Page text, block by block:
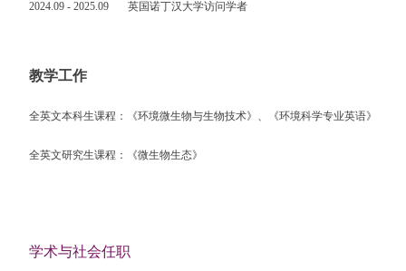
2024.09 - 2025.09 英国诺丁汉大学访问学者
教学工作
全英文本科生课程：《环境微生物与生物技术》、《环境科学专业英语》
全英文研究生课程：《微生物生态》
学术与社会任职